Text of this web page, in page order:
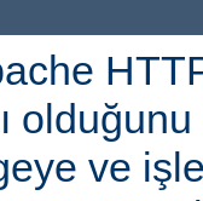
ve